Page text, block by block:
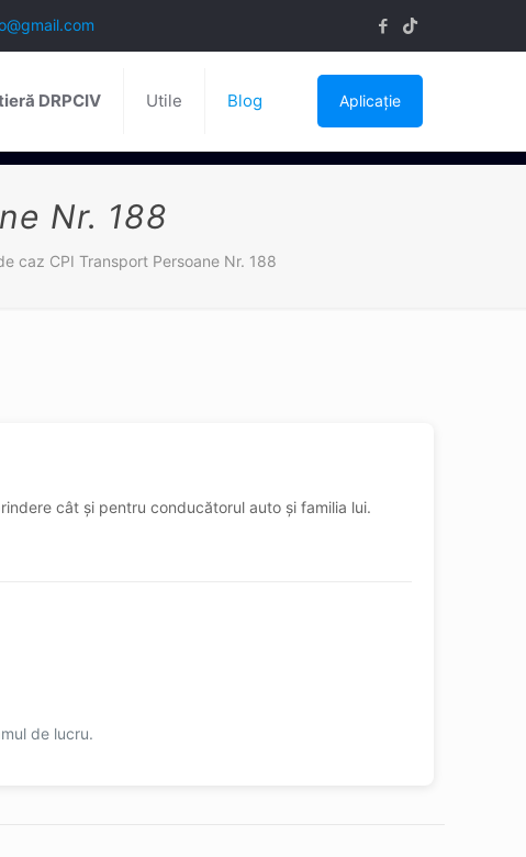
DRPCIV Utile Blog Aplicație
Nr. 188
caz CPI Transport Persoane Nr. 188
cât și pentru conducătorul auto și familia lui.
de lucru.